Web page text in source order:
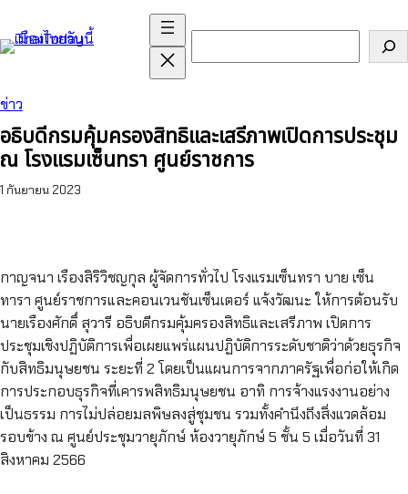
ยัง
ข่าว
อธิบดีกรมคุ้มครองสิทธิและเสรีภาพเปิดการประชุม
ณ โรงแรมเซ็นทรา ศูนย์ราชการ
1 กันยายน 2023
กาญจนา เรืองสิริวิชญกุล ผู้จัดการทั่วไป โรงแรมเซ็นทรา บาย เซ็น
ทารา ศูนย์ราชการและคอนเวนชันเซ็นเตอร์ แจ้งวัฒนะ ให้การต้อนรับ
นายเรืองศักดิ์ สุวารี อธิบดีกรมคุ้มครองสิทธิและเสรีภาพ เปิดการ
ประชุมเชิงปฏิบัติการเพื่อเผยแพร่แผนปฏิบัติการระดับชาติว่าด้วยธุรกิจ
กับสิทธิมนุษยชน ระยะที่ 2 โดยเป็นแผนการจากภาครัฐเพื่อก่อให้เกิด
การประกอบธุรกิจที่เคารพสิทธิมนุษยชน อาทิ การจ้างแรงงานอย่าง
เป็นธรรม การไม่ปล่อยมลพิษลงสู่ชุมชน รวมทั้งคำนึงถึงสิ่งแวดล้อม
รอบข้าง ณ ศูนย์ประชุมวายุภักษ์ ห้องวายุภักษ์ 5 ชั้น 5 เมื่อวันที่ 31
สิงหาคม 2566